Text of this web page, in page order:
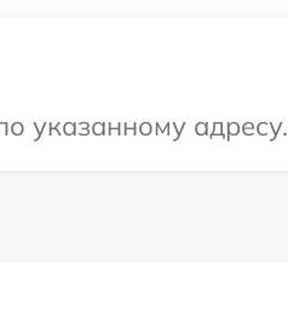
указанному адресу.